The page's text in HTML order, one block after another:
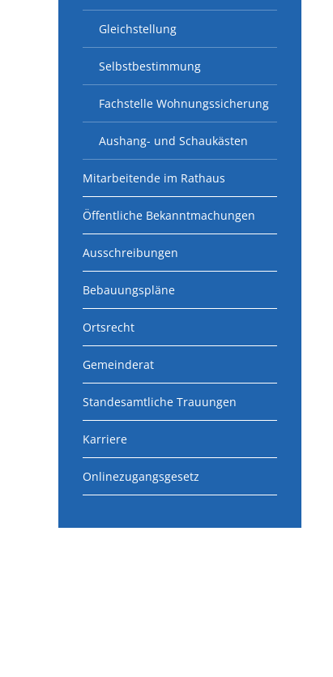
Gleichstellung
Selbstbestimmung
Fachstelle Wohnungssicherung
Aushang- und Schaukästen
Mitarbeitende im Rathaus
Öffentliche Bekanntmachungen
Ausschreibungen
Bebauungspläne
Ortsrecht
Gemeinderat
Standesamtliche Trauungen
Karriere
Onlinezugangsgesetz